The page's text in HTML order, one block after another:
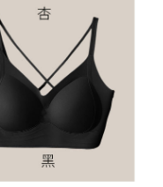
號之用戶狀況，依本公司即
情形，本公司將視審查結果
。若發現惡意使用之情形，
額度並採取法律行動。